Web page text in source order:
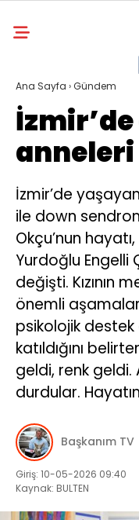
Ana Sayfa ›Gündem
İzmir’de
ile down
Okçu’nun
Yurdoğlu Engelli
değişti. Kızının
önemli
psikolojik destek
katıldığını
geldi, renk geldi.
durdular.
Başkanım TV
Giriş: 10-05-2026 09:40
Kaynak: BULTEN